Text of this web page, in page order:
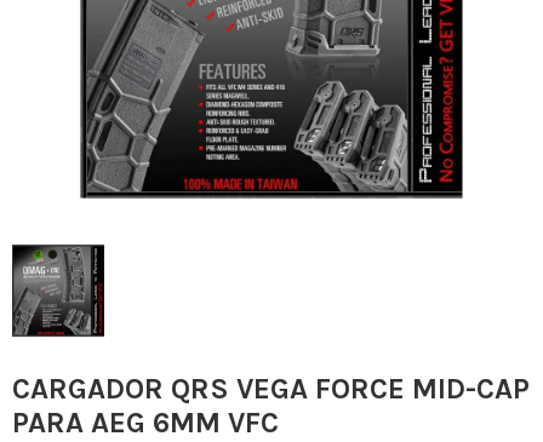
CARGADOR QRS VEGA FORCE MID-CAP
PARA AEG 6MM VFC